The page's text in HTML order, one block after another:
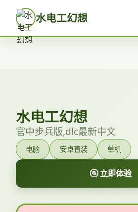
水电工幻想
水电工幻想
官中步兵版,dlc最新中文
电脑 安卓直装 单机
🚰 立即体验